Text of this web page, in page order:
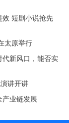
效 短剧小说抢先
太原举行
代新风口，能否实
讲开讲
产业链发展